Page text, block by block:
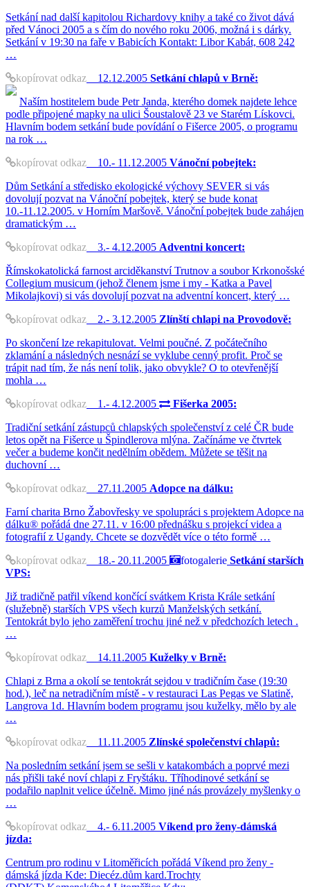
Setkání nad další kapitolou Richardovy knihy a také co život dává
před Vánoci 2005 a s čím do nového roku 2006, možná i s dárky.
Setkání v 19:30 na faře v Babicích Kontakt: Libor Kabát, 608 242
…
kopírovat odkaz 12.12.2005 Setkání chlapů v Brně:
Naším hostitelem bude Petr Janda, kterého domek najdete lehce
podle připojené mapky na ulici Šoustalově 23 ve Starém Lískovci.
Hlavním bodem setkání bude povídání o Fišerce 2005, o programu
na rok …
kopírovat odkaz 10.- 11.12.2005 Vánoční pobejtek:
Dům Setkání a středisko ekologické výchovy SEVER si vás
dovolují pozvat na Vánoční pobejtek, který se bude konat
10.-11.12.2005. v Horním Maršově. Vánoční pobejtek bude zahájen
dramatickým …
kopírovat odkaz 3.- 4.12.2005 Adventni koncert:
Římskokatolická farnost arciděkanství Trutnov a soubor Krkonošské
Collegium musicum (jehož členem jsme i my - Katka a Pavel
Mikolajkovi) si vás dovolují pozvat na adventní koncert, který …
kopírovat odkaz 2.- 3.12.2005 Zlínští chlapi na Provodově:
Po skončení lze rekapitulovat. Velmi poučné. Z počátečního
zklamání a následných nesnází se vyklube cenný profit. Proč se
trápit nad tím, že nás není tolik, jako obvykle? O to otevřenější
mohla …
kopírovat odkaz 1.- 4.12.2005
Fišerka 2005:
Tradiční setkání zástupců chlapských společenství z celé ČR bude
letos opět na Fišerce u Špindlerova mlýna. Začínáme ve čtvrtek
večer a budeme končit nedělním obědem. Můžete se těšit na
duchovní …
kopírovat odkaz 27.11.2005 Adopce na dálku:
Farní charita Brno Žabovřesky ve spolupráci s projektem Adopce na
dálku® pořádá dne 27.11. v 16:00 přednášku s projekcí videa a
fotografií z Ugandy. Chcete se dozvědět více o této formě …
kopírovat odkaz 18.- 20.11.2005 fotogalerie Setkání starších
VPS:
Již tradičně patřil víkend končící svátkem Krista Krále setkání
(služebně) starších VPS všech kurzů Manželských setkání.
Tentokrát bylo jeho zaměření trochu jiné než v předchozích letech .
…
kopírovat odkaz 14.11.2005 Kuželky v Brně:
Chlapi z Brna a okolí se tentokrát sejdou v tradičním čase (19:30
hod.), leč na netradičním místě - v restauraci Las Pegas ve Slatině,
Langrova 1d. Hlavním bodem programu jsou kuželky, mělo by ale
…
kopírovat odkaz 11.11.2005 Zlínské společenství chlapů:
Na posledním setkání jsem se sešli v katakombách a poprvé mezi
nás přišli také noví chlapi z Fryštáku. Tříhodinové setkání se
podařilo naplnit velice účelně. Mimo jiné nás provázely myšlenky o
…
kopírovat odkaz 4.- 6.11.2005 Víkend pro ženy-dámská
jízda:
Centrum pro rodinu v Litoměřicích pořádá Víkend pro ženy -
dámská jízda Kde: Diecéz.dům kard.Trochty